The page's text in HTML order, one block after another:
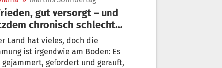
gut versorgt – und
chronisch schlecht
Was uns fehlt
Land hat vieles, doch die
ist irgendwie am Boden: Es
gefordert und gerauft,